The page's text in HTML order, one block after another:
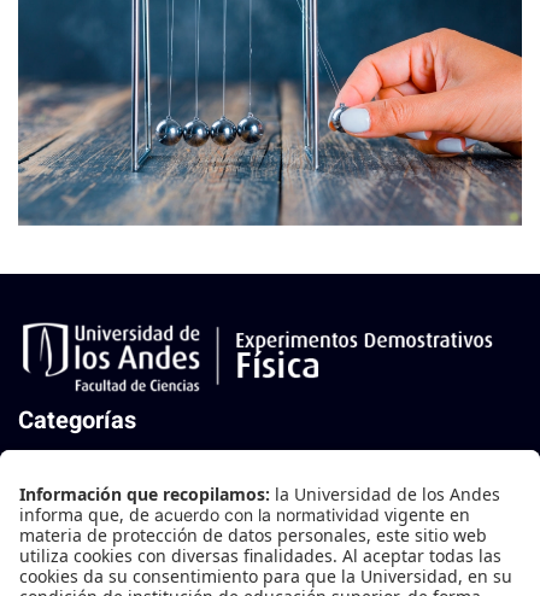
Mecánica
Categorías
Mecánica de Fluidos
Oscilaciones y Ondas
Termodinámica